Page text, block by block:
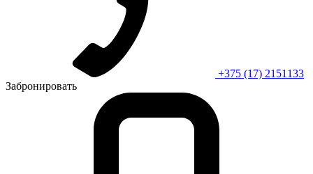
+375 (17) 2151133
Забронировать